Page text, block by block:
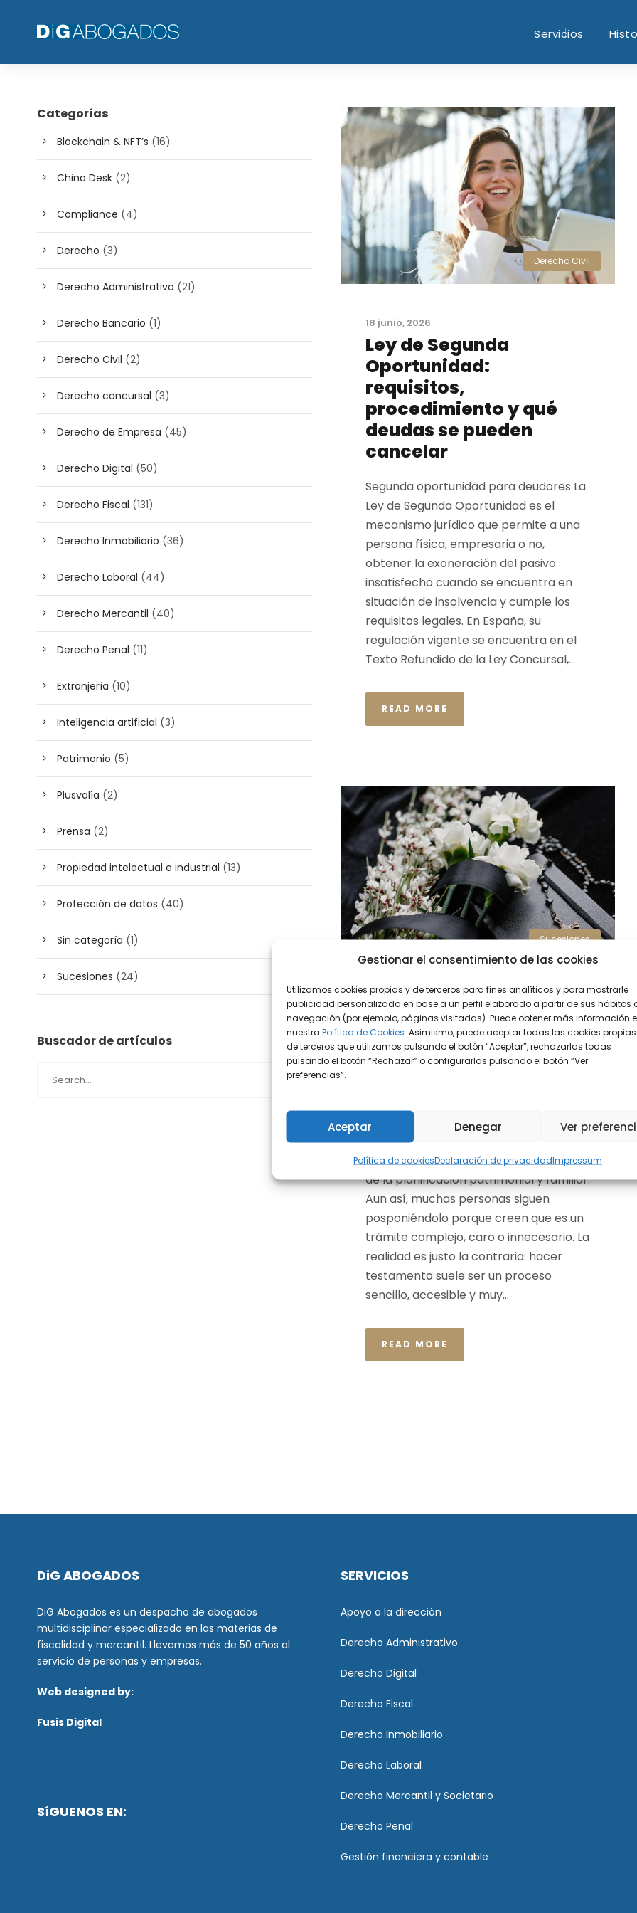
Gestionar el consentimiento de las cookies
Utilizamos cookies propias y de terceros para fines analíticos y para mostrarle
publicidad personalizada en base a un perfil elaborado a partir de sus hábitos
navegación (por ejemplo, páginas visitadas). Puede obtener más información
nuestra Política de Cookies. Asimismo, puede aceptar todas las cookies
de terceros que utilizamos pulsando el botón “Aceptar”, rechazarlas todas
pulsando el botón “Rechazar” o configurarlas pulsando el botón “Ver
preferencias”.
Aceptar Denegar Ver
Política de cookiesDeclaración de privacidadImpressum
Servicios
Derecho Civil
18 junio, 2026
Ley de Segunda
Oportunidad:
requisitos,
procedimiento y qué
deudas se pueden
cancelar
Segunda oportunidad para deudores La
Ley de Segunda Oportunidad es el
mecanismo jurídico que permite a una
persona física, empresaria o no,
obtener la exoneración del pasivo
insatisfecho cuando se encuentra en
situación de insolvencia y cumple los
requisitos legales. En España, su
regulación vigente se encuentra en el
Texto Refundido de la Ley Concursal,...
READ MORE
Sucesiones
18 junio, 2026
Cómo hacer un
testamento: pasos,
requisitos y cuánto
Cómo preparar un testamento Saber
cómo hacer un testamento es una de
las decisiones más importantes dentro
de la planificación patrimonial y familiar.
Aun así, muchas personas siguen
posponiéndolo porque creen que es un
trámite complejo, caro o innecesario. La
realidad es justo la contraria: hacer
testamento suele ser un proceso
sencillo, accesible y muy...
READ MORE
Categorías
Blockchain & NFT’s (16)
China Desk (2)
Compliance (4)
Derecho (3)
Derecho Administrativo (21)
Derecho Bancario (1)
Derecho Civil (2)
Derecho concursal (3)
Derecho de Empresa (45)
Derecho Digital (50)
Derecho Fiscal (131)
Derecho Inmobiliario (36)
Derecho Laboral (44)
Derecho Mercantil (40)
Derecho Penal (11)
Extranjería (10)
Inteligencia artificial (3)
Patrimonio (5)
Plusvalía (2)
Prensa (2)
Propiedad intelectual e industrial (13)
Protección de datos (40)
Sin categoría (1)
Sucesiones (24)
Buscador de artículos
DiG ABOGADOS
DiG Abogados es un despacho de abogados
multidisciplinar especializado en las materias de
fiscalidad y mercantil. Llevamos más de 50 años al
servicio de personas y empresas.
Web designed by:
Fusis Digital
SíGUENOS EN:
SERVICIOS
Apoyo a la dirección
Derecho Administrativo
Derecho Digital
Derecho Fiscal
Derecho Inmobiliario
Derecho Laboral
Derecho Mercantil y Societario
Derecho Penal
Gestión financiera y contable